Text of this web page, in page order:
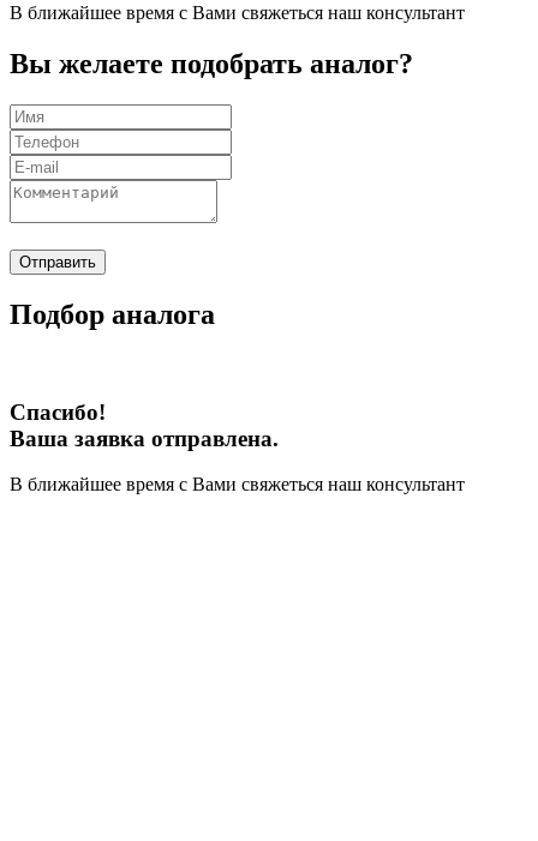
В ближайшее время с Вами свяжеться наш консультант
Вы желаете подобрать аналог?
Отправить
Подбор аналога
Спасибо!
Ваша заявка отправлена.
В ближайшее время с Вами свяжеться наш консультант